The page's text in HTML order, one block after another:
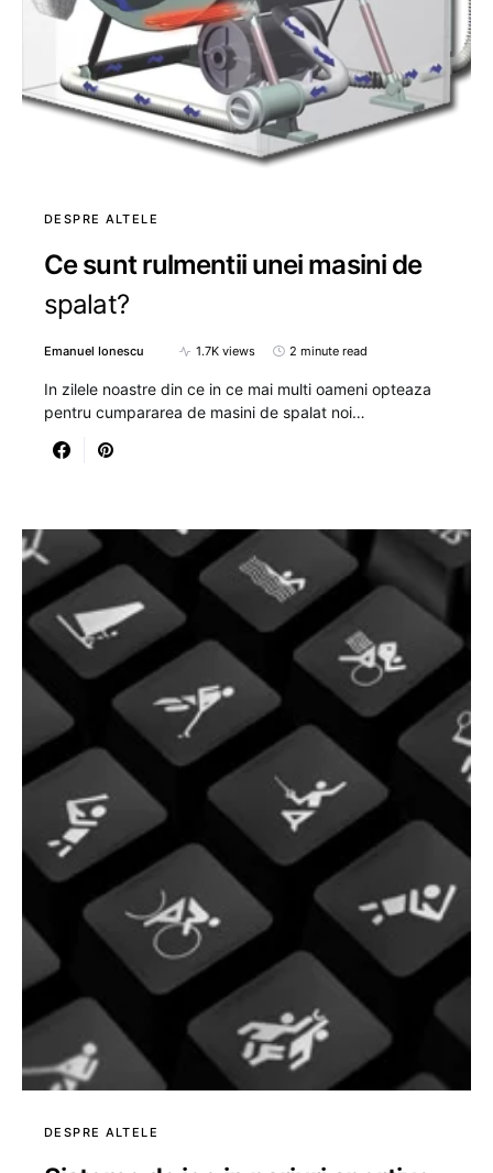
DESPRE ALTELE
Ce sunt rulmentii unei masini de
spalat?
Emanuel Ionescu 1.7K views 2 minute read
In zilele noastre din ce in ce mai multi oameni opteaza
pentru cumpararea de masini de spalat noi…
DESPRE ALTELE